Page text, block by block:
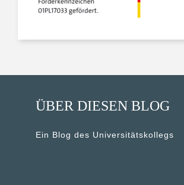
ÜBER DIESEN BLOG
Ein Blog des Universitätskollegs